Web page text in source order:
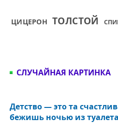
ЦИЦЕРОН ТОЛСТОЙ
СЛУЧАЙНАЯ КАРТИНКА
Детство — это та
бежишь ночью из